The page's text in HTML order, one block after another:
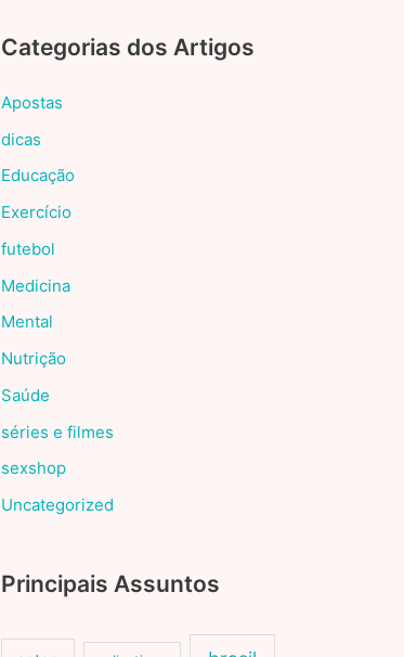
Categorias dos Artigos
Apostas
dicas
Educação
Exercício
futebol
Medicina
Mental
Nutrição
Saúde
séries e filmes
sexshop
Uncategorized
Principais Assuntos